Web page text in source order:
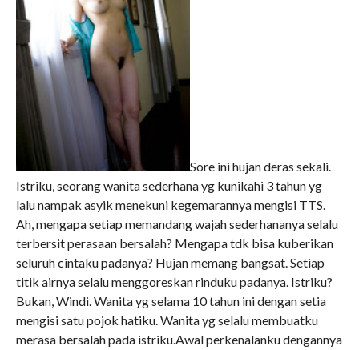
Sore ini hujan deras sekali.
Istriku, seorang wanita sederhana yg kunikahi 3 tahun yg
lalu nampak asyik menekuni kegemarannya mengisi TTS.
Ah, mengapa setiap memandang wajah sederhananya selalu
terbersit perasaan bersalah? Mengapa tdk bisa kuberikan
seluruh cintaku padanya? Hujan memang bangsat. Setiap
titik airnya selalu menggoreskan rinduku padanya. Istriku?
Bukan, Windi. Wanita yg selama 10 tahun ini dengan setia
mengisi satu pojok hatiku. Wanita yg selalu membuatku
merasa bersalah pada istriku.Awal perkenalanku dengannya